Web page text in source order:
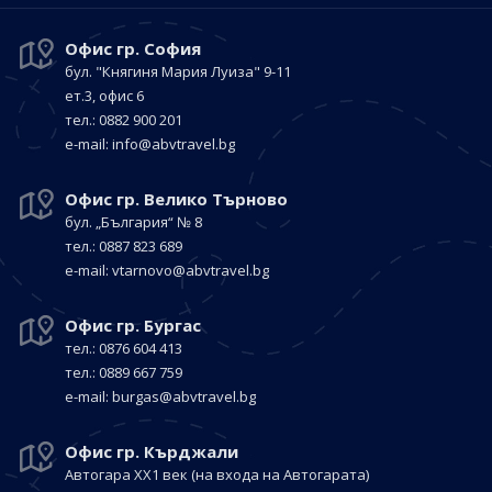
Офис гр. София
бул. "Княгиня Мария Луиза" 9-11
ет.3, офис 6
тел.: 0882 900 201
е-mail: info@abvtravel.bg
Офис гр. Велико Търново
бул. „България“ № 8
тел.: 0887 823 689
е-mail: vtarnovo@abvtravel.bg
Офис гр. Бургас
тел.: 0876 604 413
тел.: 0889 667 759
е-mail: burgas@abvtravel.bg
Офис гр. Кърджали
Автогара ХХ1 век (на входа на Автогарата)